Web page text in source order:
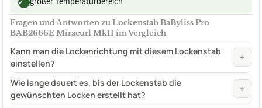
✓ großer Temperaturbereich
Fragen und Antworten zu Lockenstab BaByliss Pro
BAB2666E Miracurl MkII im Vergleich
Kann man die Lockenrichtung mit diesem Lockenstab
einstellen?
+
Wie lange dauert es, bis der Lockenstab die
gewünschten Locken erstellt hat?
+